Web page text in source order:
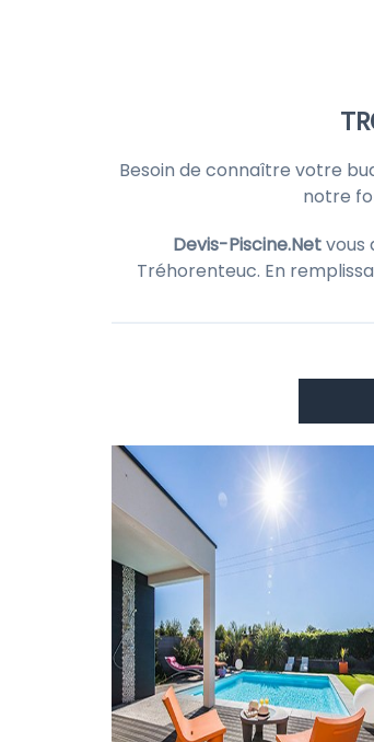
Besoin de connaître votre
notre
Devis-Piscine.Netvous
Tréhorenteuc. En